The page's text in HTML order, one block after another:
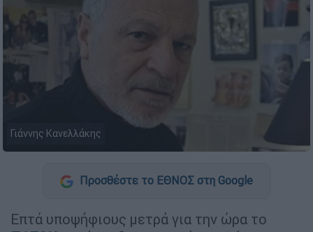
Γιάννης Κανελλάκης
Προσθέστε το ΕΘΝΟΣ στη Google
Επτά υποψήφιους μετρά για την ώρα το